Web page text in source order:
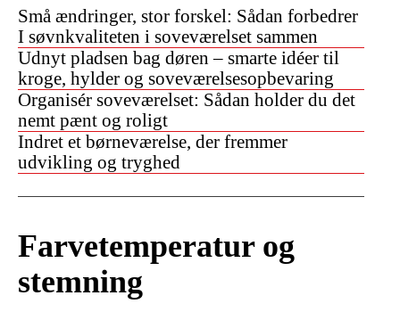
Små ændringer, stor forskel: Sådan forbedrer
I søvnkvaliteten i soveværelset sammen
Udnyt pladsen bag døren – smarte idéer til
kroge, hylder og soveværelsesopbevaring
Organisér soveværelset: Sådan holder du det
nemt pænt og roligt
Indret et børneværelse, der fremmer
udvikling og tryghed
Farvetemperatur og
stemning